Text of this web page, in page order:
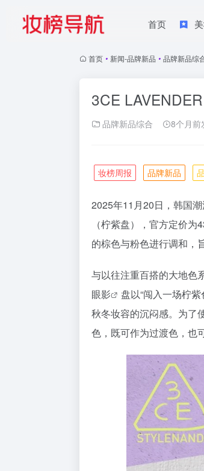
首页
首页 • 新闻-品牌新品 • 品牌新品综
3CE
品牌新品综合 8个月前
妆榜周报 品牌新品
2025年11月20日，韩国
（柠紫盘），官方定价
的棕色与粉色进行调和，
与以往注重百搭的大地色
眼影
盘以“闯入一场柠
秋冬妆容的沉闷感。为了
色，既可作为过渡色，也